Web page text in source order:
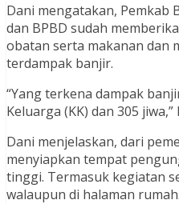
Dani mengatakan, Pemkab
dan BPBD sudah
obatan serta makanan dan
terdampak banjir.
“Yang terkena dampak
Keluarga (KK) dan 305 jiwa,”
Dani menjelaskan, dari
menyiapkan tempat
tinggi. Termasuk kegiatan
walaupun di halaman rumah.